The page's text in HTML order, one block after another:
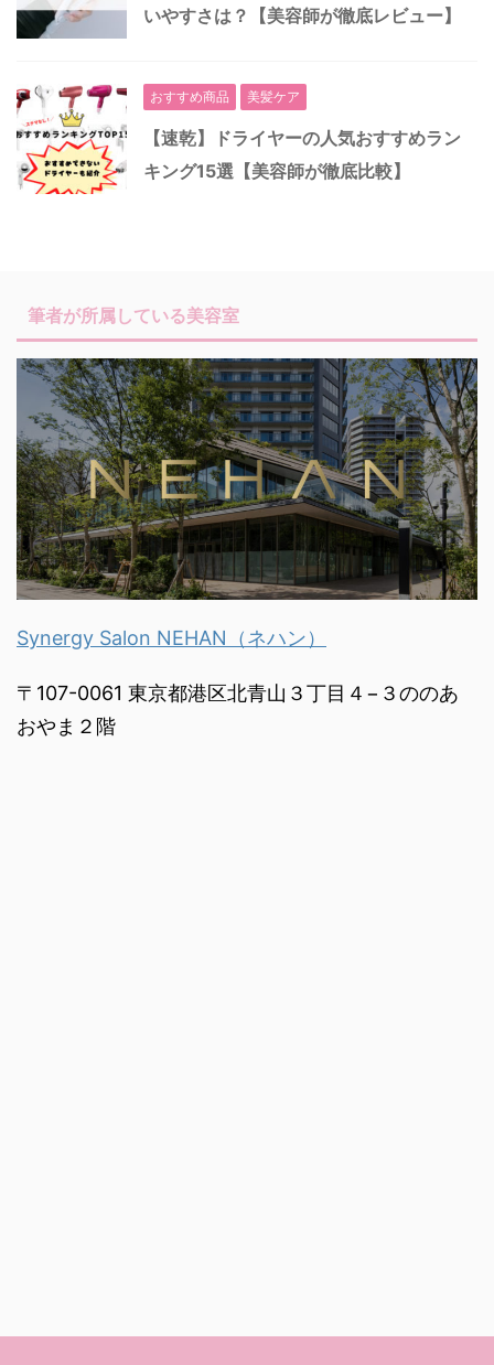
いやすさは？【美容師が徹底レビュー】
おすすめ商品 美髪ケア
【速乾】ドライヤーの人気おすすめラン
キング15選【美容師が徹底比較】
筆者が所属している美容室
Synergy Salon NEHAN（ネハン）
〒107-0061 東京都港区北青山３丁目４−３ののあ
おやま２階